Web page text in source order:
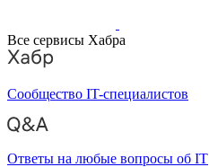
Все сервисы Хабра
Сообщество IT-специалистов
Ответы на любые вопросы об IT